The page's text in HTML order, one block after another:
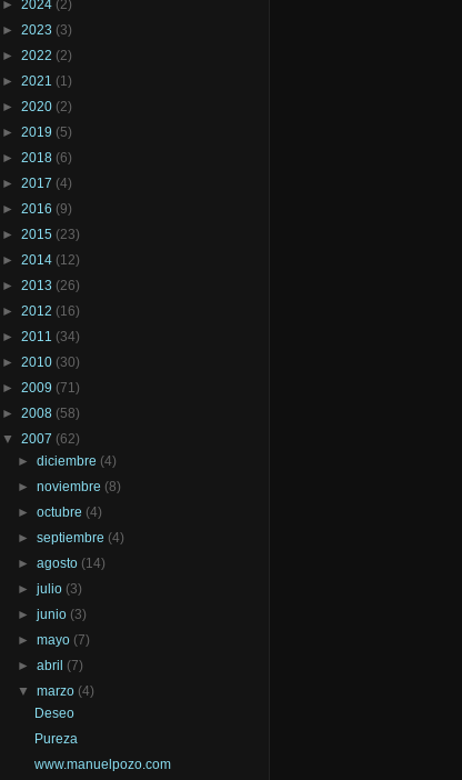
► 2024 (2)
► 2023 (3)
► 2022 (2)
► 2021 (1)
► 2020 (2)
► 2019 (5)
► 2018 (6)
► 2017 (4)
► 2016 (9)
► 2015 (23)
► 2014 (12)
► 2013 (26)
► 2012 (16)
► 2011 (34)
► 2010 (30)
► 2009 (71)
► 2008 (58)
▼ 2007 (62)
►diciembre (4)
►noviembre (8)
►octubre (4)
►septiembre (4)
►agosto (14)
►julio (3)
►junio (3)
►mayo (7)
►abril (7)
▼marzo (4)
Deseo
Pureza
www.manuelpozo.com